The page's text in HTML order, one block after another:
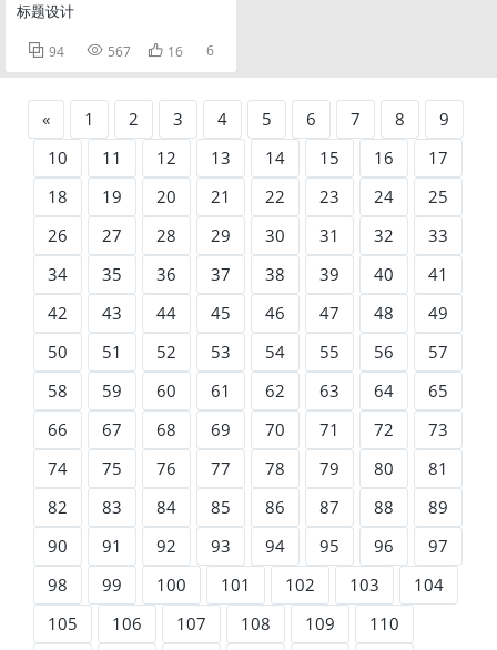
标题设计
 94  567  16 6
« 1 2 3 4 5 6 7 8
9
10
11 12 13 14 15 16
17
18
19 20 21 22 23 24
25
26
27 28 29 30 31 32
33
34
35 36 37 38 39 40
41
42
43 44 45 46 47 48
49
50
51 52 53 54 55 56
57
58
59 60 61 62 63 64
65
66
67 68 69 70 71 72
73
74
75 76 77 78 79 80
81
82
83 84 85 86 87 88
89
90
91 92 93 94 95 96
97
98
99 100 101 102 103
104
105
106 107 108 109
110